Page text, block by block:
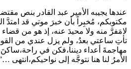
عندها يجيبه الأمير عبد القادر بنص
مكتوبكم، مُخبِراً بأن خبرَ موتي قد امتدَّ
لامَفرَّ منه ولا محيدَ عنه، إذ هو من قضاء
تأتِ ساعتي بعدُ، ولم يزل عندي من القوة
مهاجمةَ أعداء ديننا،فكن في
الأمرُ لنا هنا نتوجَّه إلى نواحيكم،انتهى